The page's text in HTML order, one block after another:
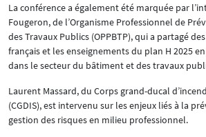
La conférence a également été marquée par
Fougeron, de l’Organisme Professionnel de
des Travaux Publics (OPPBTP), qui a partagé
français et les enseignements du plan H 2025
dans le secteur du bâtiment et des travaux
Laurent Massard, du Corps grand-ducal
(CGDIS), est intervenu sur les enjeux liés à la
gestion des risques en milieu professionnel.